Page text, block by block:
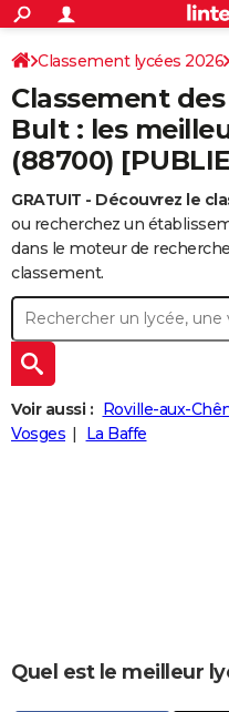
ACTUALITÉS
Politique
Société
Faits Divers
Education
Monde
Villes
+
SPORT
Coupe du monde 2026
Football
Tennis
Cyclisme
Rugby
Forum
CULTURE
Programme TV
TNT
Streaming
Cinéma
Sorties cinéma
Musique
+
FINANCE
Retraite
Impôts
Epargne
Immobilier
Risques naturels par ville
Banque
Assurance
Crédit
AUTO
Essais
Réserver un essai
Citadines
Berlines
SUV
Forum auto
+
HIGH-TECH
BRICOLAGE
Forum
Aménagement intérieur
Extérieur
Cuisine
Salle de bains
Jardinage
Rangement
+WEEK-END
Guides de France
Escapades
Patrimoine
Expositions
Musées
Week-end nature
+
LIFESTYLE
Art de vivre
Bien-être
Loisirs
Mode
Modes de vie
+SANTE
Classement lycées 2026
Classement
Bult : les
(88700)
GRATUIT - Découvrez le
ou recherchez un
dans le moteur de
classement.
Voir aussi : Roville-aux-
Vosges
La Baffe
Quel est le meilleur